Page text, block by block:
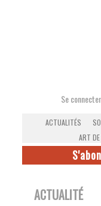
Se connecter
ACTUALITÉS
ART
ACTUALITÉ